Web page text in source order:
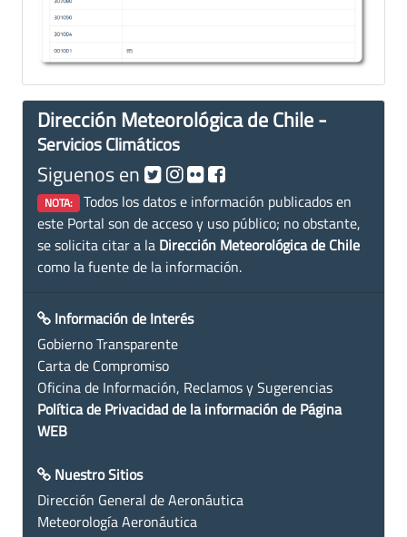
Dirección Meteorológica de Chile -
Servicios Climáticos
Siguenos en
NOTA: Todos los datos e información publicados en
este Portal son de acceso y uso público; no obstante,
se solicita citar a la Dirección Meteorológica de Chile
como la fuente de la información.
Información de Interés
Gobierno Transparente
Carta de Compromiso
Oficina de Información, Reclamos y Sugerencias
Política de Privacidad de la información de Página
WEB
Nuestro Sitios
Dirección General de Aeronáutica
Meteorología Aeronáutica